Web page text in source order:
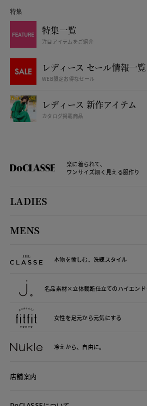
特集
特集一覧
注目アイテムをご紹介
レディース セール情報一覧
WEB限定お得なセール
レディース 新作アイテム
カタログ掲載商品
楽に着られて、
ワンサイズ細く見える服作り
LADIES
MENS
本物を愉しむ、洗練スタイル
名品素材×立体裁断仕立てのハイエン
女性を足元から元気にする
冷えから、 自由に。
店舗案内